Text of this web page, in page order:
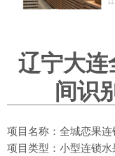
辽宁大
间识
项目名称：全城恋果
项目类型：小型连锁水